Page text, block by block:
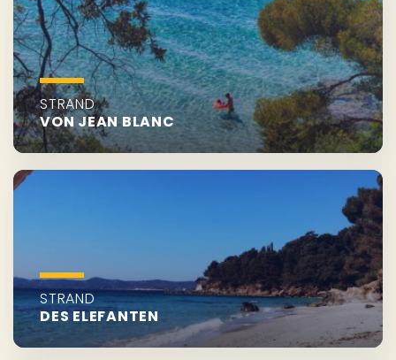
STRAND
VON JEAN BLANC
STRAND
DES ELEFANTEN